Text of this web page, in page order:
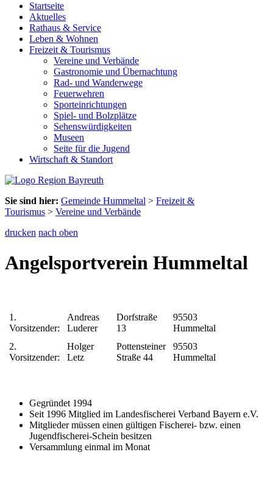
Startseite
Aktuelles
Rathaus & Service
Leben & Wohnen
Freizeit & Tourismus
Vereine und Verbände
Gastronomie und Übernachtung
Rad- und Wanderwege
Feuerwehren
Sporteinrichtungen
Spiel- und Bolzplätze
Sehenswürdigkeiten
Museen
Seite für die Jugend
Wirtschaft & Standort
Sie sind hier: Gemeinde Hummeltal > Freizeit &
Tourismus > Vereine und Verbände
drucken nach oben
Angelsportverein Hummeltal
1.
Vorsitzender:
Andreas
Luderer
Dorfstraße
13
95503
Hummeltal
2.
Vorsitzender:
Holger
Letz
Pottensteiner
Straße 44
95503
Hummeltal
Gegründet 1994
Seit 1996 Mitglied im Landesfischerei Verband Bayern e.V.
Mitglieder müssen einen gültigen Fischerei- bzw. einen
Jugendfischerei-Schein besitzen
Versammlung einmal im Monat